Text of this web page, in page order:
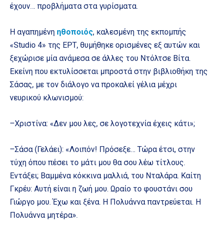
έχουν… προβλήματα στα γυρίσματα.
Η αγαπημένη ηθοποιός, καλεσμένη της εκπομπής
«Studio 4» της ΕΡΤ, θυμήθηκε ορισμένες εξ αυτών και
ξεχώρισε μία ανάμεσα σε άλλες του Ντόλτσε Βίτα.
Εκείνη που εκτυλίσσεται μπροστά στην βιβλιοθήκη της
Σάσας, με τον διάλογο να προκαλεί γέλια μέχρι
νευρικού κλωνισμού:
–Χριστίνα: «Δεν μου λες, σε λογοτεχνία έχεις κάτι»;
–Σάσα (Γελάει): «Λοιπόν! Πρόσεξε… Τώρα έτσι, στην
τύχη όπου πέσει το μάτι μου θα σου λέω τίτλους.
Εντάξει; Βαμμένα κόκκινα μαλλιά, του Νταλάρα. Καίτη
Γκρέυ: Αυτή είναι η ζωή μου. Ωραίο το φουστάνι σου
Γιώργο μου. Έχω και ξένα. Η Πολυάννα παντρεύεται. Η
Πολυάννα μητέρα».